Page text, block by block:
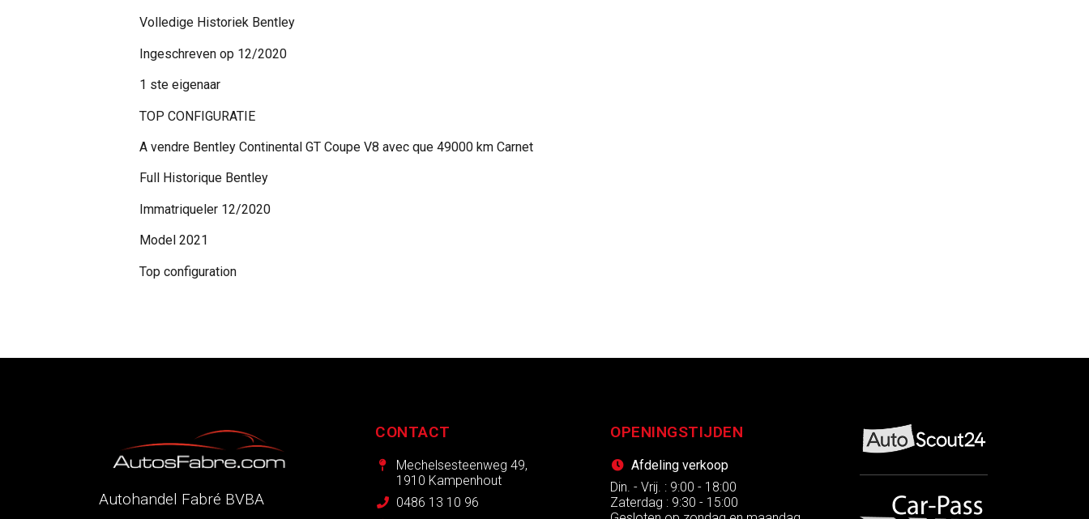
Volledige Historiek Bentley
Ingeschreven op 12/2020
1 ste eigenaar
TOP CONFIGURATIE
A vendre Bentley Continental GT Coupe V8 avec que 49000 km Carnet
Full Historique Bentley
Immatriqueler 12/2020
Model 2021
Top configuration
Autohandel Fabré BVBA
CONTACT
Mechelsesteenweg 49,
1910 Kampenhout
0486 13 10 96
OPENINGSTIJDEN
Afdeling verkoop
Din. - Vrij. : 9:00 - 18:00
Zaterdag : 9:30 - 15:00